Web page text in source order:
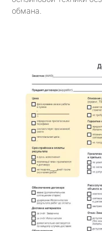
обмана.